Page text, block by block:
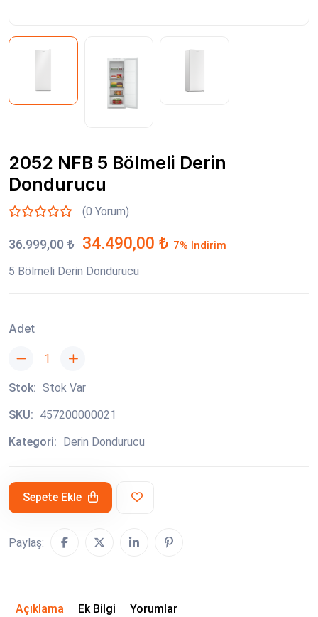
2052 NFB 5 Bölmeli Derin
Dondurucu
(0 Yorum)
36.999,00 ₺ 34.490,00 ₺ 7% İndirim
5 Bölmeli Derin Dondurucu
Adet
Stok: Stok Var
SKU: 457200000021
Kategori: Derin Dondurucu
Sepete Ekle
Paylaş:
Açıklama Ek Bilgi Yorumlar